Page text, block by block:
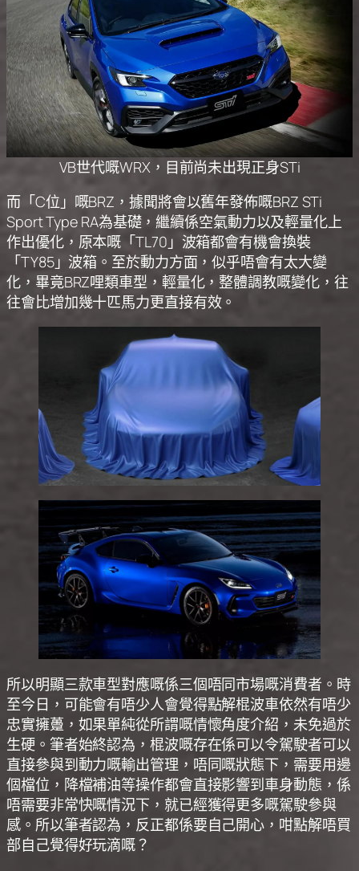
VB世代嘅WRX，目前尚未出現正身STi
而「C位」嘅BRZ，據聞將會以舊年發佈嘅BRZ STi
Sport Type RA為基礎，繼續係空氣動力以及輕量化上
作出優化，原本嘅「TL70」波箱都會有機會換裝
「TY85」波箱。至於動力方面，似乎唔會有太大變
化，畢竟BRZ哩類車型，輕量化，整體調教嘅變化，往
往會比增加幾十匹馬力更直接有效。
所以明顯三款車型對應嘅係三個唔同市場嘅消費者。時
至今日，可能會有唔少人會覺得點解棍波車依然有唔少
忠實擁躉，如果單純從所謂嘅情懷角度介紹，未免過於
生硬。筆者始終認為，棍波嘅存在係可以令駕駛者可以
直接參與到動力嘅輸出管理，唔同嘅狀態下，需要用邊
個檔位，降檔補油等操作都會直接影響到車身動態，係
唔需要非常快嘅情況下，就已經獲得更多嘅駕駛參與
感。所以筆者認為，反正都係要自己開心，咁點解唔買
部自己覺得好玩滴嘅？